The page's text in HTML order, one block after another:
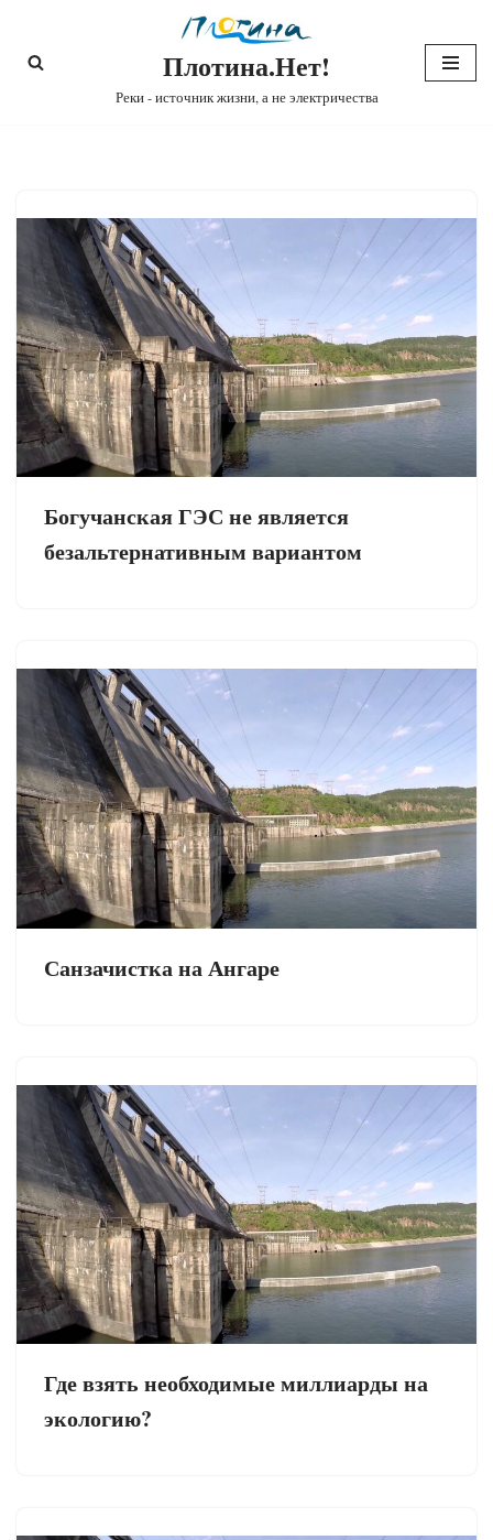
Перейти
Плотина.Нет!
Реки - источник жизни, а не электричества
Богучанская ГЭС не является
безальтернативным вариантом
Санзачистка на Ангаре
Где взять необходимые миллиарды на
экологию?